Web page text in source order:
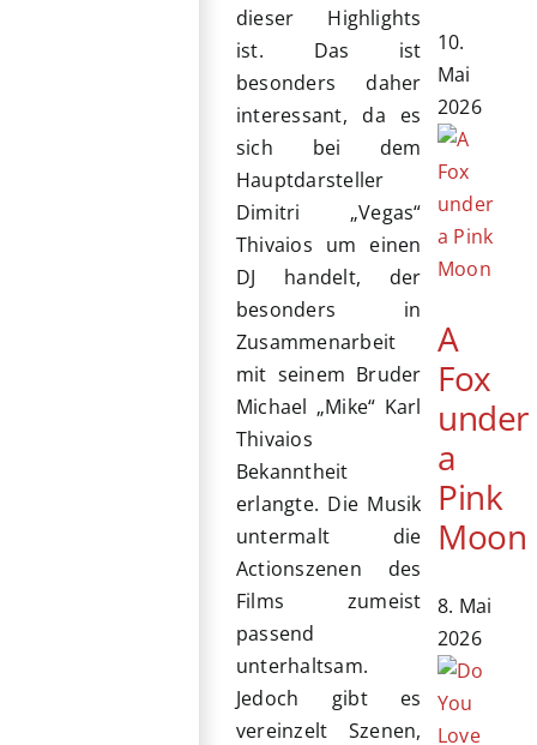
dieser Highlights
ist. Das ist
besonders daher
interessant, da es
sich bei dem
Hauptdarsteller
Dimitri „Vegas“
Thivaios um einen
DJ handelt, der
besonders in
Zusammenarbeit
mit seinem Bruder
Michael „Mike“ Karl
Thivaios
Bekanntheit
erlangte. Die Musik
untermalt die
Actionszenen des
Films zumeist
passend
unterhaltsam.
Jedoch gibt es
vereinzelt Szenen,
10.
Mai
2026
A
Fox
under
a
Pink
Moon
8. Mai
2026